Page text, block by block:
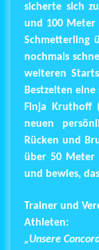
sicherte sich
und 100 Meter
Schmetterling
nochmals
weiteren
Bestzeiten
Finja Kruthoff
neuen
Rücken und
über 50 Meter
und bewies,
Trainer und
Athleten:
„Unsere